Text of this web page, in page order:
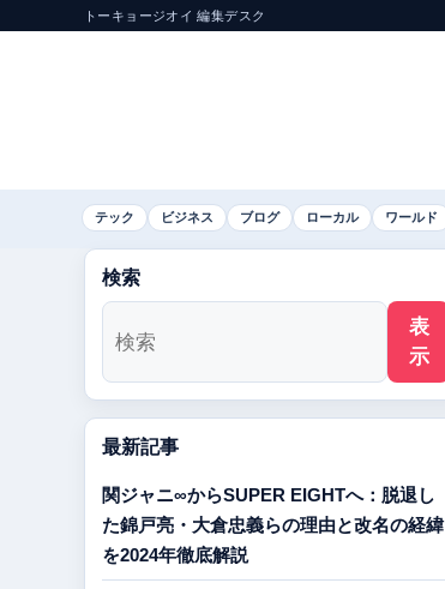
トーキョージオイ 編集デスク
テック ビジネス ブログ ローカル ワールド
検索
表
示
最新記事
関ジャニ∞からSUPER EIGHTへ：脱退し
た錦戸亮・大倉忠義らの理由と改名の経緯
を2024年徹底解説